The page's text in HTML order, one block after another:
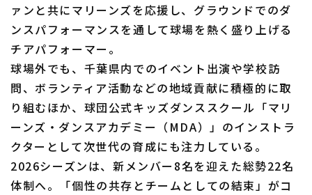
ァンと共にマリーンズを応援し、グラウンドでのダ
ンスパフォーマンスを通して球場を熱く盛り上げる
チアパフォーマー。
球場外でも、千葉県内でのイベント出演や学校訪
問、ボランティア活動などの地域貢献に積極的に取
り組むほか、球団公式キッズダンススクール「マリ
ーンズ・ダンスアカデミー（MDA）」のインストラ
クターとして次世代の育成にも注力している。
2026シーズンは、新メンバー8名を迎えた総勢22名
体制へ。「個性の共存とチームとしての結束」がコ